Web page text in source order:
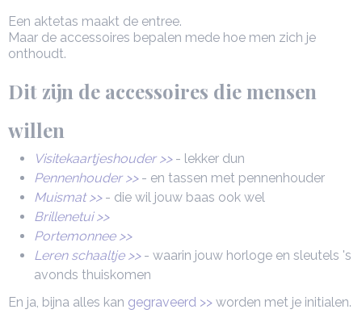
Een aktetas maakt de entree.
Maar de accessoires bepalen mede hoe men zich je
onthoudt.
Dit zijn de accessoires die mensen
willen
Visitekaartjeshouder >>- lekker dun
Pennenhouder >>- en tassen met pennenhouder
Muismat >>- die wil jouw baas ook wel
Brillenetui >>
Portemonnee >>
Leren schaaltje >>- waarin jouw horloge en sleutels 's
avonds thuiskomen
En ja, bijna alles kan gegraveerd >> worden met je initialen.